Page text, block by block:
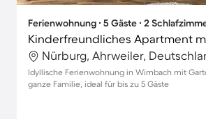
Ferienwohnung ∙ 5 Gäste ∙ 2
Nürburg, Ahrweiler,
Idyllische Ferienwohnung in Wimbach mit
ganze Familie, ideal für bis zu 5 Gäste